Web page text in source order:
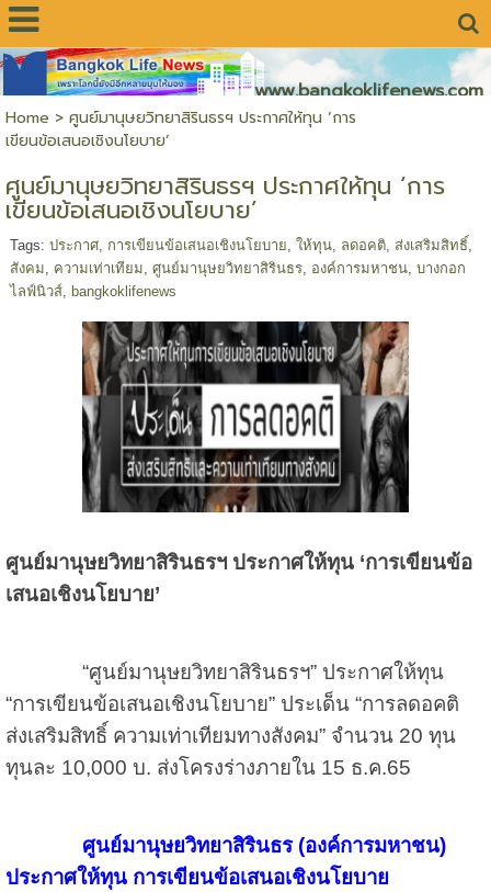
www.bangkoklifenews.com
Home > ศูนย์มานุษยวิทยาสิรินธรฯ ประกาศให้ทุน ‘การ
เขียนข้อเสนอเชิงนโยบาย’
ศูนย์มานุษยวิทยาสิรินธรฯ ประกาศให้ทุน ‘การ
เขียนข้อเสนอเชิงนโยบาย’
Tags: ประกาศ, การเขียนข้อเสนอเชิงนโยบาย ให้ทุน, ลดอคติ, ส่งเสริมสิทธิ์
สังคม
ความเท่าเทียม ศูนย์มานุษยวิทยาสิรินธร, องค์การมหาชน, บางกอก
ไลฟ์นิวส์, bangkoklifenews
ศูนย์มานุษยวิทยาสิรินธรฯ ประกาศให้ทุน ‘การเขียนข้อ
เสนอเชิงนโยบาย’
“ศูนย์มานุษยวิทยาสิรินธรฯ” ประกาศให้ทุน
“การเขียนข้อเสนอเชิงนโยบาย” ประเด็น “การลดอคติ
ส่งเสริมสิทธิ์ ความเท่าเทียมทางสังคม” จำนวน 20 ทุน
ทุนละ 10,000 บ. ส่งโครงร่างภายใน 15 ธ.ค.65
ศูนย์มานุษยวิทยาสิรินธร (องค์การมหาชน)
ประกาศให้ทุน การเขียนข้อเสนอเชิงนโยบาย